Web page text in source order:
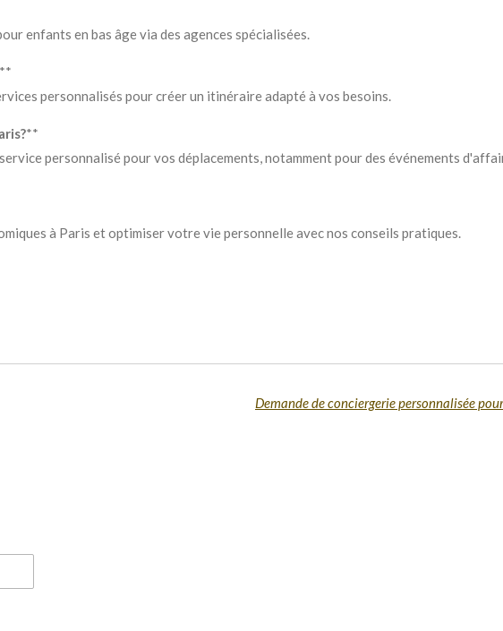
enfants en bas âge via des agences spécialisées.
**
personnalisés pour créer un itinéraire adapté à vos besoins.
**
personnalisé pour vos déplacements, notamment pour des événements
à Paris et optimiser votre vie personnelle avec nos conseils pratiques.
Demande de conciergerie personnalisée